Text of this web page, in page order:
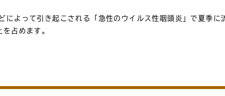
によって引き起こされる「急性のウイルス性咽頭炎」で夏季
占めます。